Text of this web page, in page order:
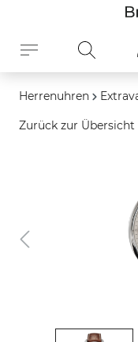
Herrenuhren
Zurück zur Übersicht
Bildergalerie